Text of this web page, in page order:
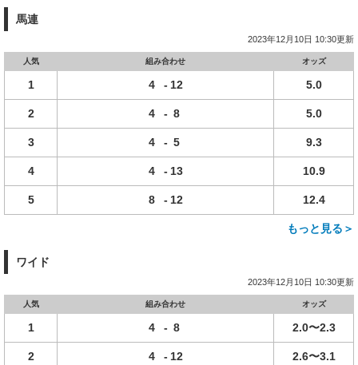
馬連
2023年12月10日 10:30更新
人気 組み合わせ オッズ
1 4 - 12 5.0
2 4 - 8 5.0
3 4 - 5 9.3
4 4 - 13 10.9
5 8 - 12 12.4
もっと見る＞
ワイド
2023年12月10日 10:30更新
人気 組み合わせ オッズ
1 4 - 8 2.0〜2.3
2 4 - 12 2.6〜3.1